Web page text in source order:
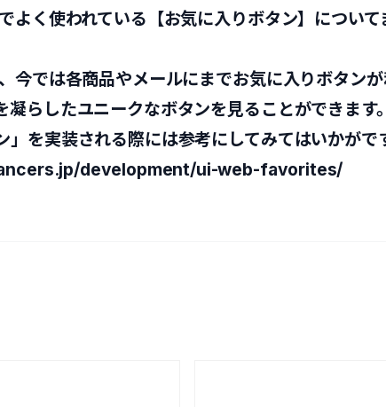
よく使われている【お気に入りボタン】につい
今では各商品やメールにまでお気に入りボタン
凝らしたユニークなボタンを見ることができます
」を実装される際には参考にしてみてはいかがで
development/ui-web-favorites/